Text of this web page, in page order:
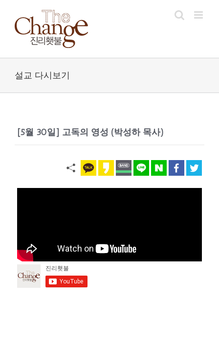
content
설교 다시보기
[5월 30일] 고독의 영성 (박성하 목사)